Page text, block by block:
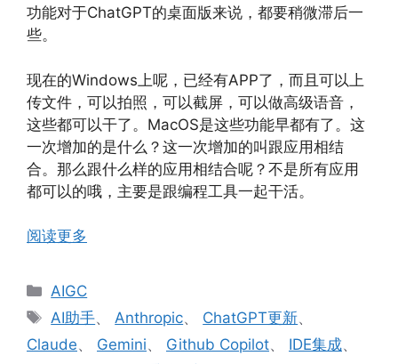
功能对于ChatGPT的桌面版来说，都要稍微滞后一
些。
现在的Windows上呢，已经有APP了，而且可以上
传文件，可以拍照，可以截屏，可以做高级语音，
这些都可以干了。MacOS是这些功能早都有了。这
一次增加的是什么？这一次增加的叫跟应用相结
合。那么跟什么样的应用相结合呢？不是所有应用
都可以的哦，主要是跟编程工具一起干活。
阅读更多
分
类
AIGC
标
签
AI助手、Anthropic、 ChatGPT更新、
Claude、 Gemini、 Github Copilot、 IDE集成、